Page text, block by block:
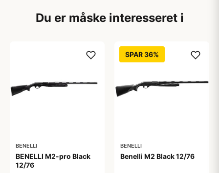
Du er måske interesseret i
BENELLI
BENELLI M2-pro Black
12/76
SPAR 36%
BENELLI
Benelli M2 Black 12/76